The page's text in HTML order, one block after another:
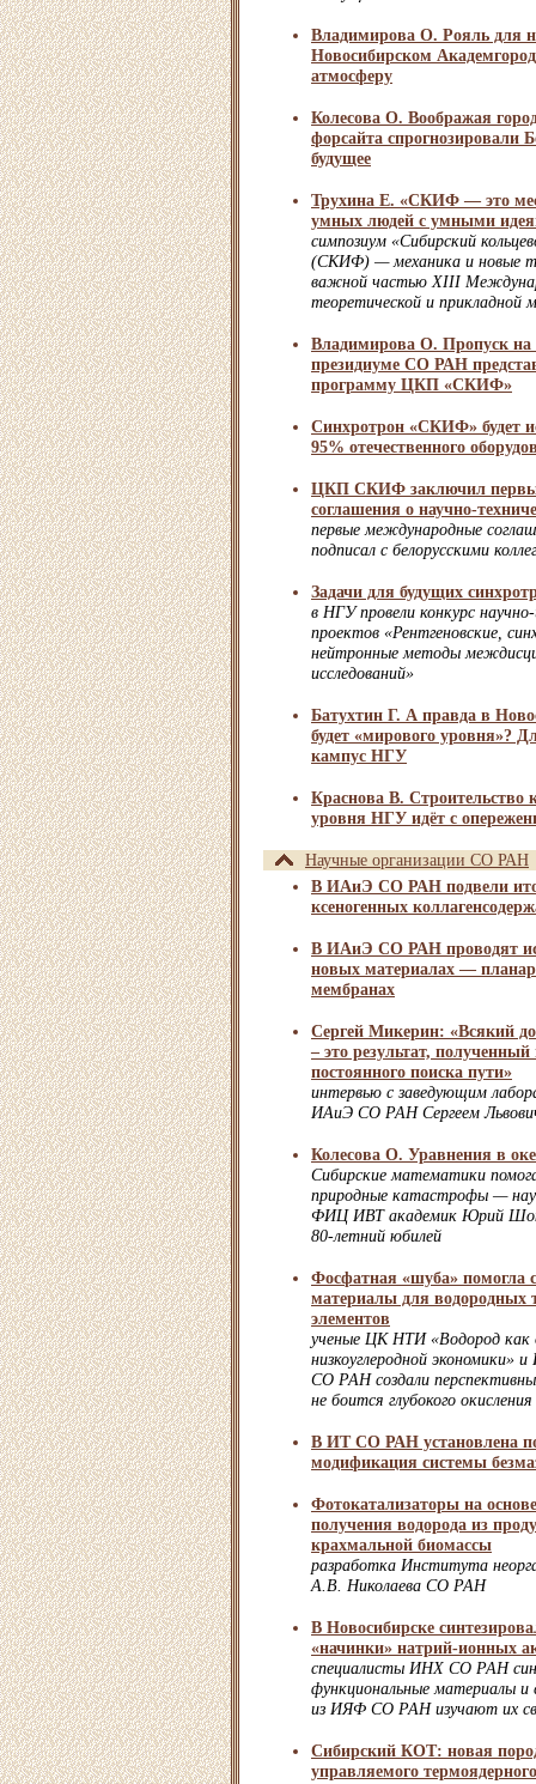
Владимирова О. Рояль для
Новосибирском
атмосферу
Колесова О. Воображая
форсайта спрогнозировали
будущее
Трухина Е. «СКИФ — это
умных людей с умными
симпозиум «Сибирский
(СКИФ) — механика и новые
важной частью XIII
теоретической и прикладной
Владимирова О. Пропуск
президиуме СО РАН
программу ЦКП «СКИФ»
Синхротрон «СКИФ» будет
95% отечественного
ЦКП СКИФ заключил
соглашения о научно-
первые международные
подписал с белорусскими
Задачи для будущих
в НГУ провели конкурс научно-
проектов «Рентгеновские,
нейтронные методы
исследований»
Батухтин Г. А правда в
будет «мирового уровня»?
кампус НГУ
Краснова В. Строительство
уровня НГУ идёт с
Научные организации СО РАН
В ИАиЭ СО РАН подвели
ксеногенных
В ИАиЭ СО РАН проводят
новых материалах —
мембранах
Сергей Микерин: «Всякий
– это результат,
постоянного поиска пути»
интервью с заведующим
ИАиЭ СО РАН Сергеем
Колесова О. Уравнения в
Сибирские математики
природные катастрофы —
ФИЦ ИВТ академик Юрий
80-летний юбилей
Фосфатная «шуба» помогла
материалы для водородных
элементов
ученые ЦК НТИ «Водород как
низкоуглеродной экономики»
СО РАН создали
не боится глубокого окисления
В ИТ СО РАН установлена
модификация системы
Фотокатализаторы на
получения водорода из
крахмальной биомассы
разработка Института
А.В. Николаева СО РАН
В Новосибирске
«начинки» натрий-ионных
специалисты ИНХ СО РАН
функциональные материалы и
из ИЯФ СО РАН изучают их
Сибирский КОТ: новая
управляемого